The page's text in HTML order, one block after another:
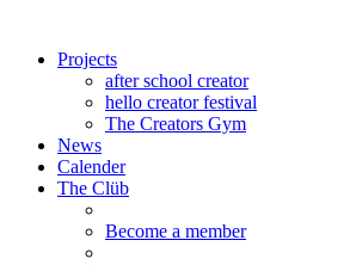
Projects
after school creator
hello creator festival
The Creators Gym
News
Calender
The Clüb
Become a member